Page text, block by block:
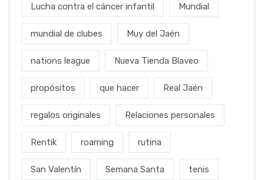
Lucha contra el cáncer infantil Mundial
mundial de clubes Muy del Jaén
nations league Nueva Tienda Blaveo
propósitos que hacer Real Jaén
regalos originales Relaciones personales
Rentik roaming rutina
San Valentín Semana Santa tenis